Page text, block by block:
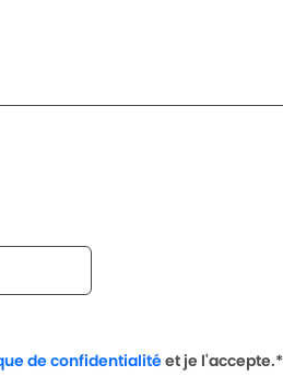
de confidentialitéet je l'accepte.*